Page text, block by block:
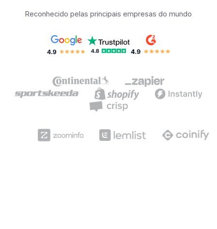
Reconhecido pelas principais empresas do mundo